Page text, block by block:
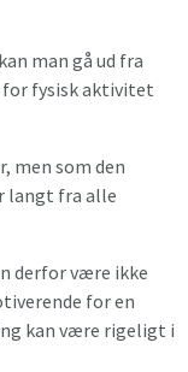
man gå ud fra
for fysisk aktivitet
men som den
langt fra alle
derfor være ikke
for en
kan være rigeligt i